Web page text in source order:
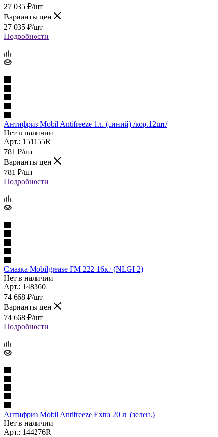
27 035 ₽/шт
Варианты цен
27 035 ₽/шт
Подробности
Антифриз Mobil Antifreezе 1л. (синий) /кор.12шт/
Нет в наличии
Арт.: 151155R
781 ₽/шт
Варианты цен
781 ₽/шт
Подробности
Смазка Mobilgrease FM 222 16кг (NLGI 2)
Нет в наличии
Арт.: 148360
74 668 ₽/шт
Варианты цен
74 668 ₽/шт
Подробности
Антифриз Mobil Antifreezе Extra 20 л. (зелен.)
Нет в наличии
Арт.: 144276R